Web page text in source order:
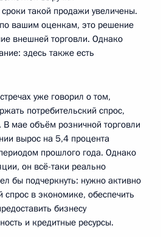
такой продажи увеличены.
вашим оценкам, это решение
внешней торговли. Однако
здесь также есть
уже говорил о том,
потребительский спрос,
В мае объём розничной торговли
вырос на 5,4 процента
прошлого года. Однако
он всё-таки реально
бы подчеркнуть: нужно активно
спрос в экономике, обеспечить
бизнесу
и кредитные ресурсы.